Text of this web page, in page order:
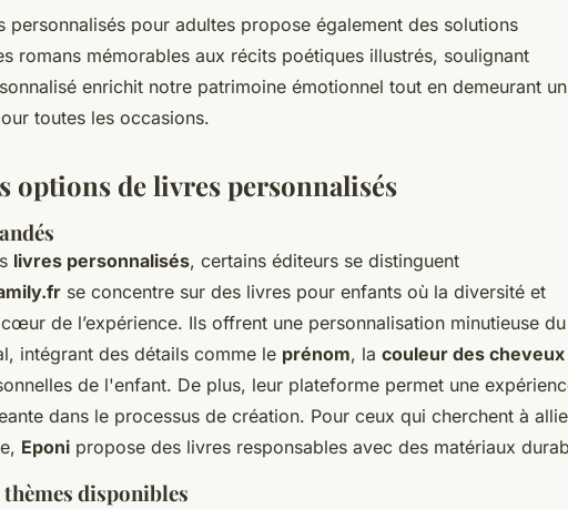
personnalisés pour adultes propose également des solutions
romans mémorables aux récits poétiques illustrés, soulignant
enrichit notre patrimoine émotionnel tout en demeurant un
toutes les occasions.
options de livres personnalisés
livres personnalisés, certains éditeurs se distinguent
se concentre sur des livres pour enfants où la diversité et
de l’expérience. Ils offrent une personnalisation minutieuse du
intégrant des détails comme le prénom, la couleur des cheveux
de l'enfant. De plus, leur plateforme permet une
dans le processus de création. Pour ceux qui cherchent à
Eponi propose des livres responsables avec des matériaux
disponibles